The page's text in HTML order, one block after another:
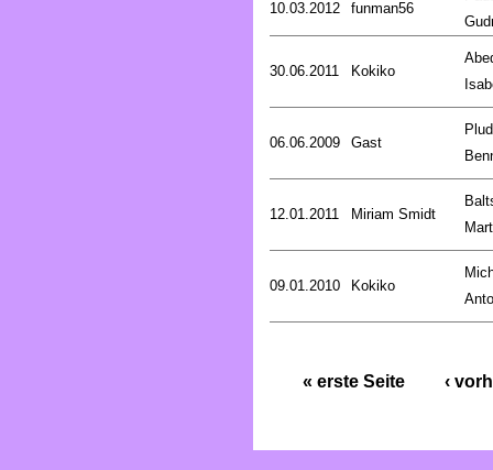
10.03.2012 funman56
30.06.2011 Kokiko
06.06.2009 Gast
12.01.2011 Miriam Smidt
09.01.2010 Kokiko
« erste Seite ‹